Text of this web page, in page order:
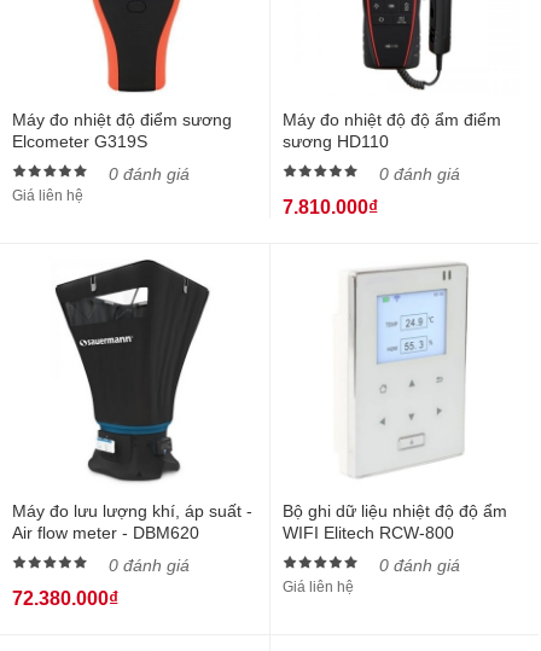
Máy đo nhiệt độ điểm sương
Elcometer G319S
0 đánh giá
Giá liên hệ
Máy đo nhiệt độ độ ẩm điểm
sương HD110
0 đánh giá
7.810.000₫
Máy đo lưu lượng khí, áp suất -
Air flow meter - DBM620
0 đánh giá
72.380.000₫
Bộ ghi dữ liệu nhiệt độ độ ẩm
WIFI Elitech RCW-800
0 đánh giá
Giá liên hệ